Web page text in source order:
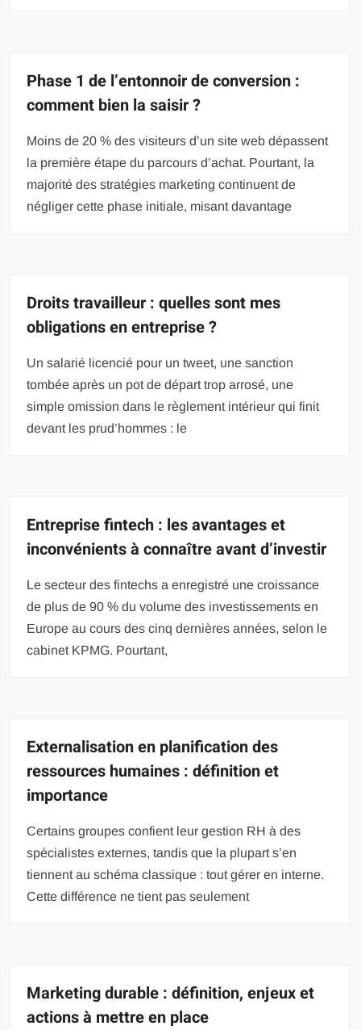
Phase 1 de l’entonnoir de conversion :
comment bien la saisir ?
Moins de 20 % des visiteurs d’un site web dépassent
la première étape du parcours d’achat. Pourtant, la
majorité des stratégies marketing continuent de
négliger cette phase initiale, misant davantage
Droits travailleur : quelles sont mes
obligations en entreprise ?
Un salarié licencié pour un tweet, une sanction
tombée après un pot de départ trop arrosé, une
simple omission dans le règlement intérieur qui finit
devant les prud’hommes : le
Entreprise fintech : les avantages et
inconvénients à connaître avant d’investir
Le secteur des fintechs a enregistré une croissance
de plus de 90 % du volume des investissements en
Europe au cours des cinq dernières années, selon le
cabinet KPMG. Pourtant,
Externalisation en planification des
ressources humaines : définition et
importance
Certains groupes confient leur gestion RH à des
spécialistes externes, tandis que la plupart s’en
tiennent au schéma classique : tout gérer en interne.
Cette différence ne tient pas seulement
Marketing durable : définition, enjeux et
actions à mettre en place